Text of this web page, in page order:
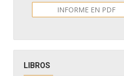
INFORME EN PDF
LIBROS